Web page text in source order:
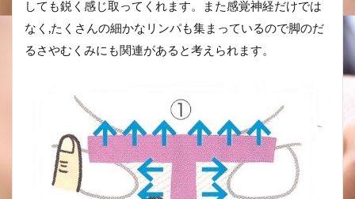
しても鋭く感じ取ってくれます。また感覚神経だけでは
なく,たくさんの細かなリンパも集まっているので脚のだ
るさやむくみにも関連があると考えられます。